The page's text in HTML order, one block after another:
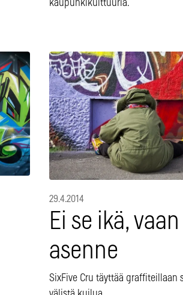
kaupunkikulttuuria.
29.4.2014
Ei se ikä, vaan
asenne
SixFive Cru täyttää graffiteillaan